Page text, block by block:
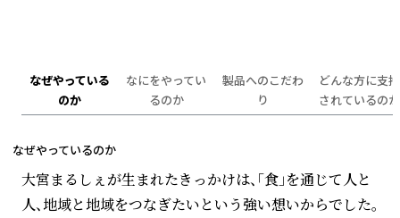
なぜやっている
のか
なにをやってい
るのか
製品へのこだわ
り
どんな方に支持
されているのか
なぜやっているのか
大宮まるしぇが生まれたきっかけは、「食」を通じて人と
人、地域と地域をつなぎたいという強い想いからでした。